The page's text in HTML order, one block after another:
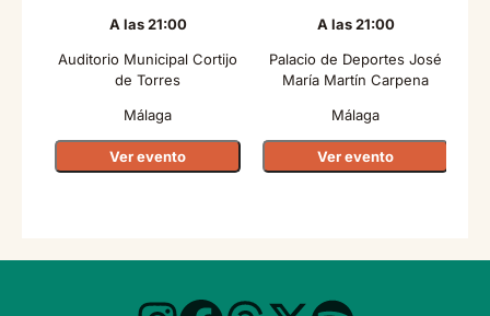
A las 21:00
Auditorio Municipal Cortijo
de Torres
Málaga
Ver evento
A las 21:00
Palacio de Deportes José
María Martín Carpena
Málaga
Ver evento